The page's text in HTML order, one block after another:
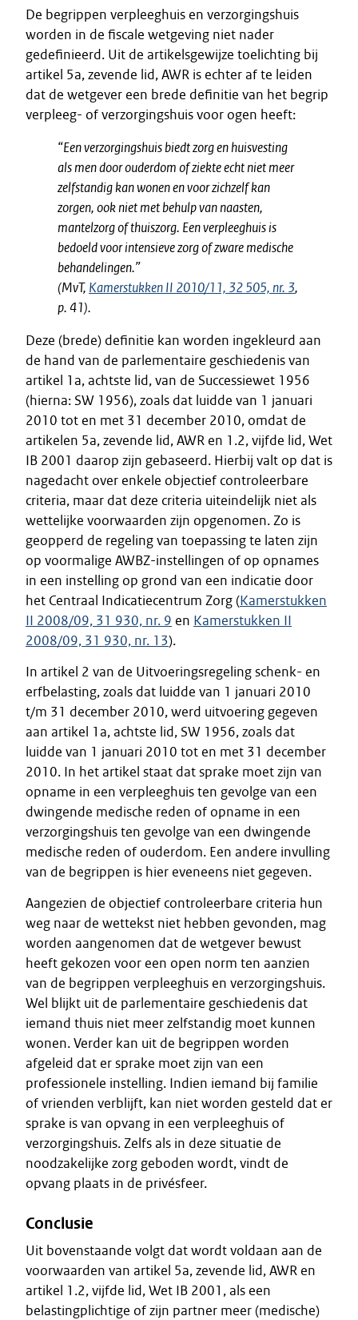
De begrippen verpleeghuis en verzorgingshuis
worden in de fiscale wetgeving niet nader
gedefinieerd. Uit de artikelsgewijze toelichting bij
artikel 5a, zevende lid, AWR is echter af te leiden
dat de wetgever een brede definitie van het begrip
verpleeg- of verzorgingshuis voor ogen heeft:
“Een verzorgingshuis biedt zorg en huisvesting
als men door ouderdom of ziekte echt niet meer
zelfstandig kan wonen en voor zichzelf kan
zorgen, ook niet met behulp van naasten,
mantelzorg of thuiszorg. Een verpleeghuis is
bedoeld voor intensieve zorg of zware medische
behandelingen.”
(MvT, Kamerstukken II 2010/11, 32 505, nr. 3,
p. 41).
Deze (brede) definitie kan worden ingekleurd aan
de hand van de parlementaire geschiedenis van
artikel 1a, achtste lid, van de Successiewet 1956
(hierna: SW 1956), zoals dat luidde van 1 januari
2010 tot en met 31 december 2010, omdat de
artikelen 5a, zevende lid, AWR en 1.2, vijfde lid, Wet
IB 2001 daarop zijn gebaseerd. Hierbij valt op dat is
nagedacht over enkele objectief controleerbare
criteria, maar dat deze criteria uiteindelijk niet als
wettelijke voorwaarden zijn opgenomen. Zo is
geopperd de regeling van toepassing te laten zijn
op voormalige AWBZ-instellingen of op opnames
in een instelling op grond van een indicatie door
het Centraal Indicatiecentrum Zorg (Kamerstukken
II 2008/09, 31 930, nr. 9 en Kamerstukken II
2008/09, 31 930, nr. 13).
In artikel 2 van de Uitvoeringsregeling schenk- en
erfbelasting, zoals dat luidde van 1 januari 2010
t/m 31 december 2010, werd uitvoering gegeven
aan artikel 1a, achtste lid, SW 1956, zoals dat
luidde van 1 januari 2010 tot en met 31 december
2010. In het artikel staat dat sprake moet zijn van
opname in een verpleeghuis ten gevolge van een
dwingende medische reden of opname in een
verzorgingshuis ten gevolge van een dwingende
medische reden of ouderdom. Een andere invulling
van de begrippen is hier eveneens niet gegeven.
Aangezien de objectief controleerbare criteria hun
weg naar de wettekst niet hebben gevonden, mag
worden aangenomen dat de wetgever bewust
heeft gekozen voor een open norm ten aanzien
van de begrippen verpleeghuis en verzorgingshuis.
Wel blijkt uit de parlementaire geschiedenis dat
iemand thuis niet meer zelfstandig moet kunnen
wonen. Verder kan uit de begrippen worden
afgeleid dat er sprake moet zijn van een
professionele instelling. Indien iemand bij familie
of vrienden verblijft, kan niet worden gesteld dat er
sprake is van opvang in een verpleeghuis of
verzorgingshuis. Zelfs als in deze situatie de
noodzakelijke zorg geboden wordt, vindt de
opvang plaats in de privésfeer.
Conclusie
Uit bovenstaande volgt dat wordt voldaan aan de
voorwaarden van artikel 5a, zevende lid, AWR en
artikel 1.2, vijfde lid, Wet IB 2001, als een
belastingplichtige of zijn partner meer (medische)